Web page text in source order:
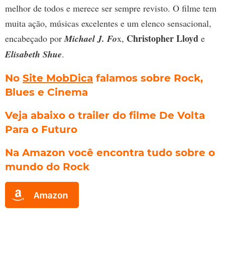
melhor de todos e merece ser sempre revisto. O filme tem
muita ação, músicas excelentes e um elenco sensacional,
encabeçado porMichael J. Fox, Christopher Lloyd e
Elisabeth Shue.
No Site MobDica falamos sobre Rock,
Blues e Cinema
Veja abaixo o trailer do filme De Volta
Para o Futuro
Na Amazon você encontra tudo sobre o
mundo do Rock